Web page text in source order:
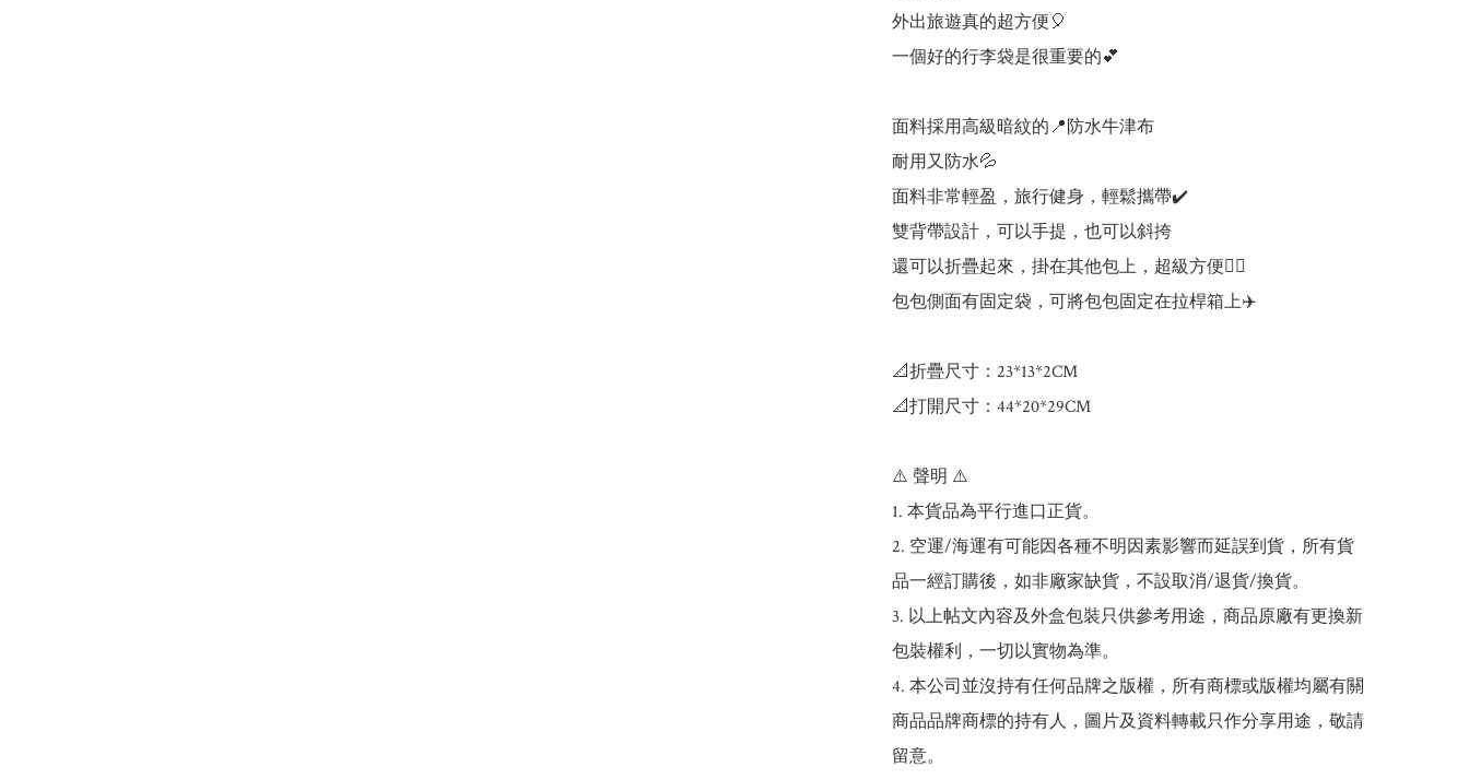
外出旅遊真的超方便🎈
一個好的行李袋是很重要的💕
面料採用高級暗紋的📍防水牛津布
耐用又防水💦
面料非常輕盈，旅行健身，輕鬆攜帶✔️
雙背帶設計，可以手提，也可以斜挎
還可以折疊起來，掛在其他包上，超級方便👍🏻
包包側面有固定袋，可將包包固定在拉桿箱上✈️
📐折疊尺寸：23*13*2CM
📐打開尺寸：44*20*29CM
⚠️ 聲明 ⚠️
1. 本貨品為平行進口正貨。
2. 空運/海運有可能因各種不明因素影響而延誤到貨，所有貨
品一經訂購後，如非廠家缺貨，不設取消/退貨/換貨。
3. 以上帖文內容及外盒包裝只供參考用途，商品原廠有更換新
包裝權利，一切以實物為準。
4. 本公司並沒持有任何品牌之版權，所有商標或版權均屬有關
商品品牌商標的持有人，圖片及資料轉載只作分享用途，敬請
留意。